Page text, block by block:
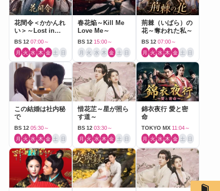
花間令＜かかんれ
い＞～Lost in
Love～
BS 12 07:00～
月 火 水 木 金 土 日
春花焔～Kill Me
Love Me～
BS 12 15:00～
月 火 水 木 金 土 日
荊棘（いばら）の
花～奪われた私～
BS 12 07:00～
月 火 水 木 金 土 日
この結婚は社内秘
で
BS 12 05:30～
月 火 水 木 金 土 日
惜花芷～星が照ら
す道～
BS 12 03:30～
月 火 水 木 金 土 日
錦衣夜行 愛と密
命
TOKYO MX 11:04～
月 火 水 木 金 土 日